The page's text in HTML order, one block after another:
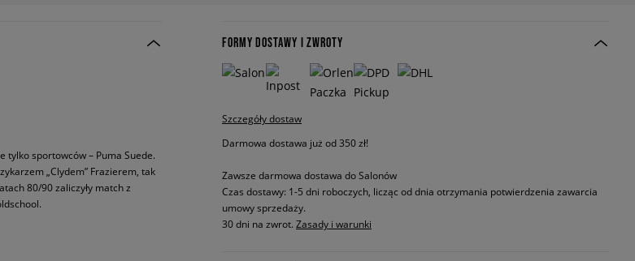
tylko sportowców – Puma Suede.
„Clydem” Frazierem, tak
80/90 zaliczyły match z
FORMY DOSTAWY I ZWROTY
Szczegóły dostaw
Darmowa dostawa już od 350 zł!
Zawsze darmowa dostawa do Salonów
Czas dostawy: 1-5 dni roboczych, licząc od dnia otrzymania potwierdzenia zawarcia
umowy sprzedaży.
30 dni na zwrot. Zasady i warunki